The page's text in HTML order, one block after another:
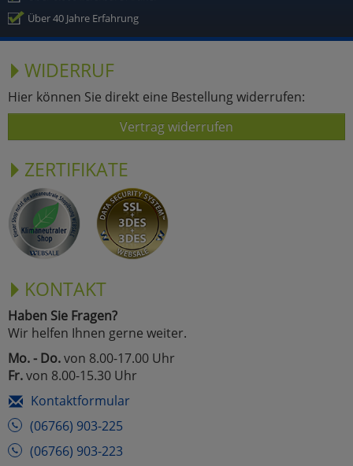
Über 40 Jahre Erfahrung
WIDERRUF
Hier können Sie direkt eine Bestellung widerrufen:
Vertrag widerrufen
ZERTIFIKATE
KONTAKT
Haben Sie Fragen?
Wir helfen Ihnen gerne weiter.
Mo. - Do.von 8.00-17.00 Uhr
Fr.von 8.00-15.30 Uhr
Kontaktformular
(06766) 903-225
(06766) 903-223